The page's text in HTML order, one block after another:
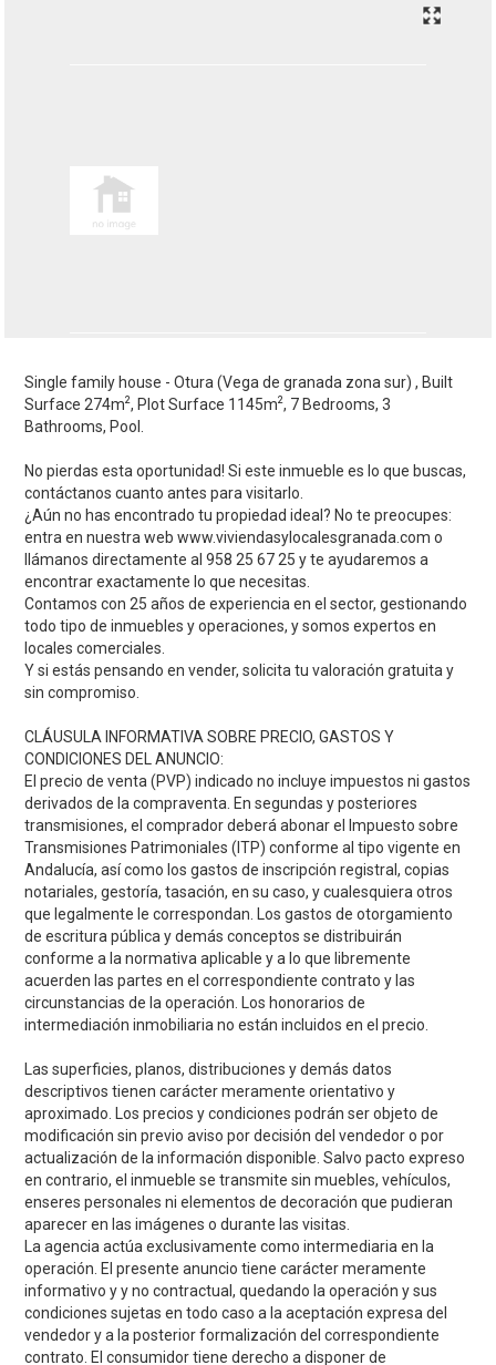
Single family house - Otura (Vega de granada zona sur) , Built
Surface 274m2, Plot Surface 1145m2, 7 Bedrooms, 3
Bathrooms, Pool.
No pierdas esta oportunidad! Si este inmueble es lo que buscas,
contáctanos cuanto antes para visitarlo.
¿Aún no has encontrado tu propiedad ideal? No te preocupes:
entra en nuestra web www.viviendasylocalesgranada.com o
llámanos directamente al 958 25 67 25 y te ayudaremos a
encontrar exactamente lo que necesitas.
Contamos con 25 años de experiencia en el sector, gestionando
todo tipo de inmuebles y operaciones, y somos expertos en
locales comerciales.
Y si estás pensando en vender, solicita tu valoración gratuita y
sin compromiso.
CLÁUSULA INFORMATIVA SOBRE PRECIO, GASTOS Y
CONDICIONES DEL ANUNCIO:
El precio de venta (PVP) indicado no incluye impuestos ni gastos
derivados de la compraventa. En segundas y posteriores
transmisiones, el comprador deberá abonar el Impuesto sobre
Transmisiones Patrimoniales (ITP) conforme al tipo vigente en
Andalucía, así como los gastos de inscripción registral, copias
notariales, gestoría, tasación, en su caso, y cualesquiera otros
que legalmente le correspondan. Los gastos de otorgamiento
de escritura pública y demás conceptos se distribuirán
conforme a la normativa aplicable y a lo que libremente
acuerden las partes en el correspondiente contrato y las
circunstancias de la operación. Los honorarios de
intermediación inmobiliaria no están incluidos en el precio.
Las superficies, planos, distribuciones y demás datos
descriptivos tienen carácter meramente orientativo y
aproximado. Los precios y condiciones podrán ser objeto de
modificación sin previo aviso por decisión del vendedor o por
actualización de la información disponible. Salvo pacto expreso
en contrario, el inmueble se transmite sin muebles, vehículos,
enseres personales ni elementos de decoración que pudieran
aparecer en las imágenes o durante las visitas.
La agencia actúa exclusivamente como intermediaria en la
operación. El presente anuncio tiene carácter meramente
informativo y y no contractual, quedando la operación y sus
condiciones sujetas en todo caso a la aceptación expresa del
vendedor y a la posterior formalización del correspondiente
contrato. El consumidor tiene derecho a disponer de